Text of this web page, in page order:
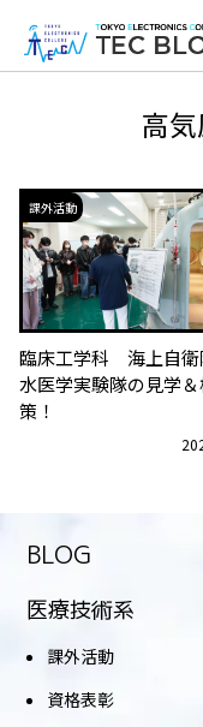
高
課外活動
臨床工学科 海上自衛
水医学実験隊の見学
策！
BLOG
医療技術系
課外活動
資格表彰